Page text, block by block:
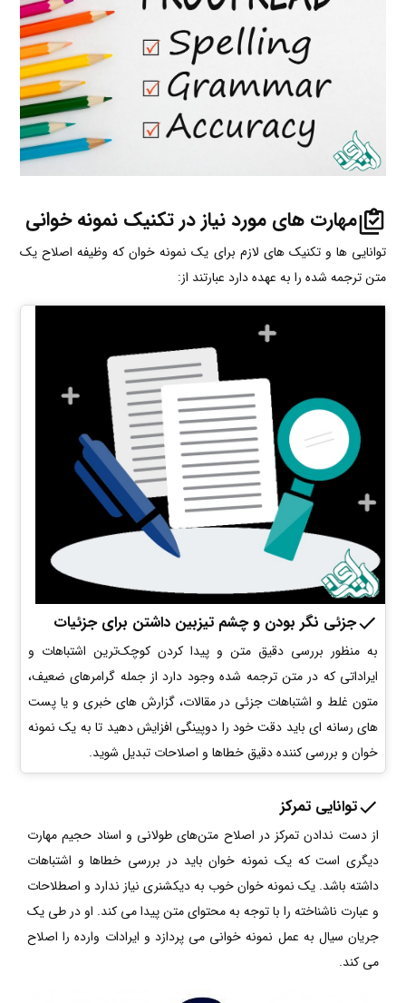
مهارت های مورد نیاز در تکنیک نمونه خوانی
توانایی ها و تکنیک های لازم برای یک نمونه خوان که وظیفه اصلاح یک
متن ترجمه شده را به عهده دارد عبارتند از:
جزئی نگر بودن و چشم تیزبین داشتن برای جزئیات
به منظور بررسی دقیق متن و پیدا کردن کوچک‌ترین اشتباهات و
ایراداتی که در متن ترجمه شده وجود دارد از جمله گرامرهای ضعیف،
متون غلط و اشتباهات جزئی در مقالات، گزارش های خبری و یا پست
های رسانه ای باید دقت خود را دوپینگی افزایش دهید تا به یک نمونه
خوان و بررسی کننده دقیق خطاها و اصلاحات تبدیل شوید.
توانایی تمرکز
از دست ندادن تمرکز در اصلاح متن‌های طولانی و اسناد حجیم مهارت
دیگری است که یک نمونه خوان باید در بررسی خطاها و اشتباهات
داشته باشد. یک نمونه خوان خوب به دیکشنری نیاز ندارد و اصطلاحات
و عبارت ناشناخته را با توجه به محتوای متن پیدا می کند. او در طی یک
جریان سیال به عمل نمونه خوانی می پردازد و ایرادات وارده را اصلاح
می کند.